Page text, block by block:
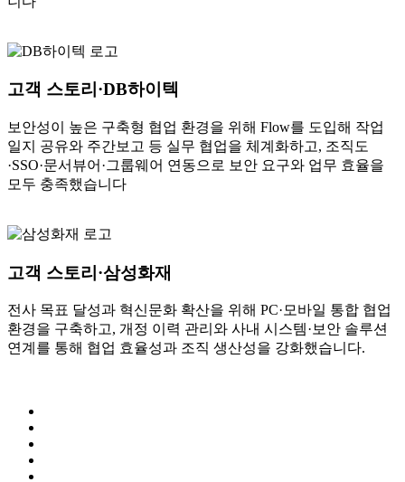
고객 스토리·DB하이텍
보안성이 높은 구축형 협업 환경을 위해 Flow를 도입해 작업
일지 공유와 주간보고 등 실무 협업을 체계화하고, 조직도
·SSO·문서뷰어·그룹웨어 연동으로 보안 요구와 업무 효율을
모두 충족했습니다
고객 스토리·삼성화재
전사 목표 달성과 혁신문화 확산을 위해 PC·모바일 통합 협업
환경을 구축하고, 개정 이력 관리와 사내 시스템·보안 솔루션
연계를 통해 협업 효율성과 조직 생산성을 강화했습니다.